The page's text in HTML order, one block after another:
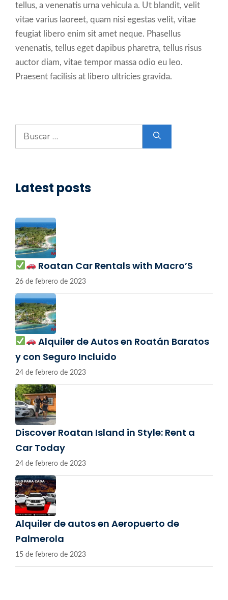
tellus, a venenatis urna vehicula a. Ut blandit, velit
vitae varius laoreet, quam nisi egestas velit, vitae
feugiat libero enim sit amet neque. Phasellus
venenatis, tellus eget dapibus pharetra, tellus risus
auctor diam, vitae tempor massa odio eu leo.
Praesent facilisis at libero ultricies gravida.
Buscar:
Latest posts
Roatan Car Rentals with Macro’S
26 de febrero de 2023
Alquiler de Autos en Roatán Baratos
y con Seguro Incluido
24 de febrero de 2023
Discover Roatan Island in Style: Rent a
Car Today
24 de febrero de 2023
Alquiler de autos en Aeropuerto de
Palmerola
15 de febrero de 2023